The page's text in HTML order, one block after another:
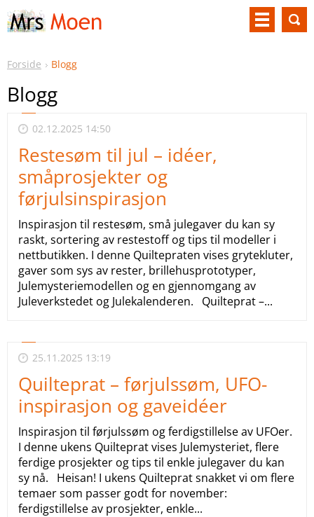
Forside Blogg
Blogg
02.12.2025 14:50
Restesøm til jul – idéer,
småprosjekter og
førjulsinspirasjon
Inspirasjon til restesøm, små julegaver du kan sy
raskt, sortering av restestoff og tips til modeller i
nettbutikken. I denne Quiltepraten vises grytekluter,
gaver som sys av rester, brillehusprototyper,
Julemysteriemodellen og en gjennomgang av
Juleverkstedet og Julekalenderen. Quilteprat –...
25.11.2025 13:19
Quilteprat – førjulssøm, UFO-
inspirasjon og gaveidéer
Inspirasjon til førjulssøm og ferdigstillelse av UFOer.
I denne ukens Quilteprat vises Julemysteriet, flere
ferdige prosjekter og tips til enkle julegaver du kan
sy nå. Heisan! I ukens Quilteprat snakket vi om flere
temaer som passer godt for november:
ferdigstillelse av prosjekter, enkle...